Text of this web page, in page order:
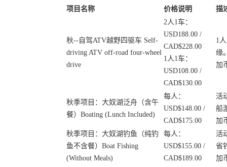
项目名称 价格说明 描
秋--自驾ATV越野四驱车 Self-
driving ATV off-road four-wheel
drive
2人1车：
USD188.00 /
CAD$228.00
1人1车：
USD108.00 /
CAD$130.00
1
缘
加
秋季项目：大奴湖泛舟（含午
餐）Boating (Lunch Included)
每人：
USD$148.00 /
CAD$175.00
活
船
加
秋季项目：大奴湖钓鱼（纯钓
鱼不含餐）Boat Fishing
(Without Meals)
每人：
USD$155.00 /
CAD$189.00
活
省
加